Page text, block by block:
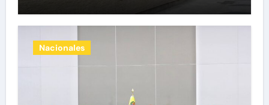
Nacionales